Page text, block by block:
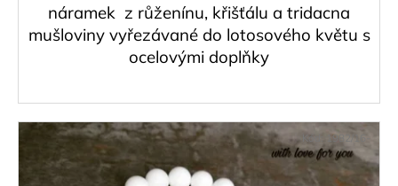
náramek z růženínu, křišťálu a tridacna
mušloviny vyřezávané do lotosového květu s
ocelovými doplňky
Kód: 1982/16-